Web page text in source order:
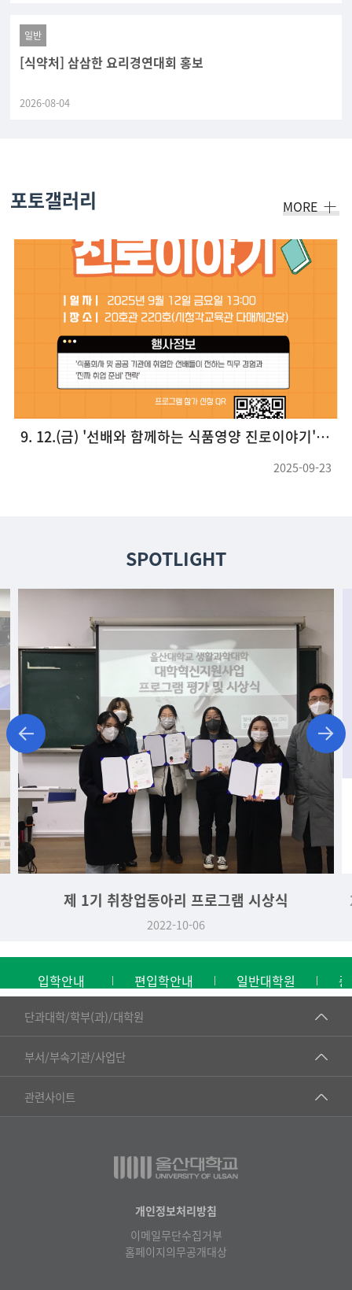
일반
[식약처] 삼삼한 요리경연대회 홍보
2026-08-04
포토갤러리 MORE
9. 12.(금) '선배와 함께하는 식품영양 진로이야기' 프로그램 개최
2025-09-23
SPOTLIGHT
제 1기 취창업동아리 프로그램 시상식
2022-10-06
입학안내 편입학안내 일반대학원
단과대학/학부(과)/대학원
■인문대학
▷국어국문학부
▷일본어·일본학과
▷프랑스어·프랑스학과
부서/부속기관/사업단
공동기기센터
공학교육혁신센터
물리BK 미래혁신응집물질물리인재교육연구단
관련사이트
건강가정지원센터
교수협의회
온라인 기술거래 플랫폼
개인정보처리방침
이메일무단수집거부
홈페이지의무공개대상